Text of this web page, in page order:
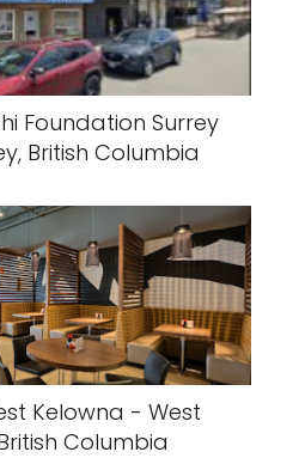
Foundation Surrey
British Columbia
Kelowna - West
Columbia